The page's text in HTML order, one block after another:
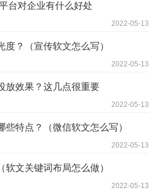
台对企业有什么好处
2022-05-13
？（宣传软文怎么写）
2022-05-13
放效果？这几点很重要
2022-05-13
些特点？（微信软文怎么写）
2022-05-13
文关键词布局怎么做）
2022-05-13